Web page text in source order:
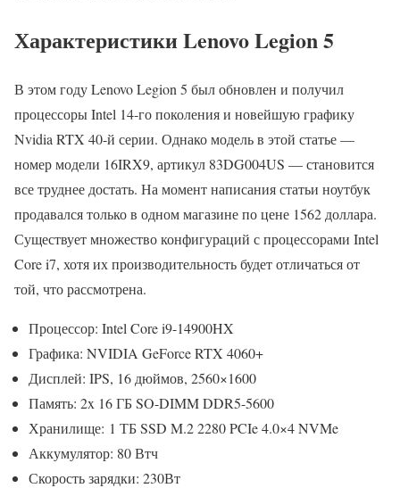
Характеристики Lenovo Legion 5
В этом году Lenovo Legion 5 был обновлен и получил
процессоры Intel 14-го поколения и новейшую графику
Nvidia RTX 40-й серии. Однако модель в этой статье —
номер модели 16IRX9, артикул 83DG004US — становится
все труднее достать. На момент написания статьи ноутбук
продавался только в одном магазине по цене 1562 доллара.
Существует множество конфигураций с процессорами Intel
Core i7, хотя их производительность будет отличаться от
той, что рассмотрена.
Процессор: Intel Core i9-14900HX
Графика: NVIDIA GeForce RTX 4060+
Дисплей: IPS, 16 дюймов, 2560×1600
Память: 2x 16 ГБ SO-DIMM DDR5-5600
Хранилище: 1 ТБ SSD M.2 2280 PCIe 4.0×4 NVMe
Аккумулятор: 80 Втч
Скорость зарядки: 230Вт